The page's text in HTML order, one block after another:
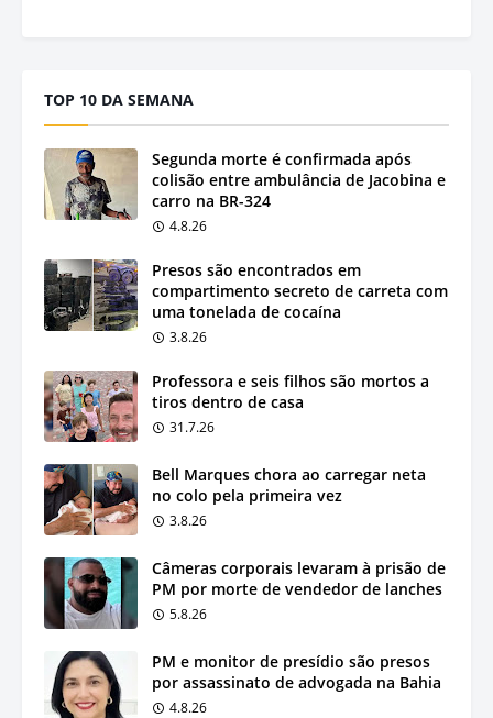
TOP 10 DA SEMANA
Segunda morte é confirmada após
colisão entre ambulância de Jacobina e
carro na BR-324
4.8.26
Presos são encontrados em
compartimento secreto de carreta com
uma tonelada de cocaína
3.8.26
Professora e seis filhos são mortos a
tiros dentro de casa
31.7.26
Bell Marques chora ao carregar neta
no colo pela primeira vez
3.8.26
Câmeras corporais levaram à prisão de
PM por morte de vendedor de lanches
5.8.26
PM e monitor de presídio são presos
por assassinato de advogada na Bahia
4.8.26